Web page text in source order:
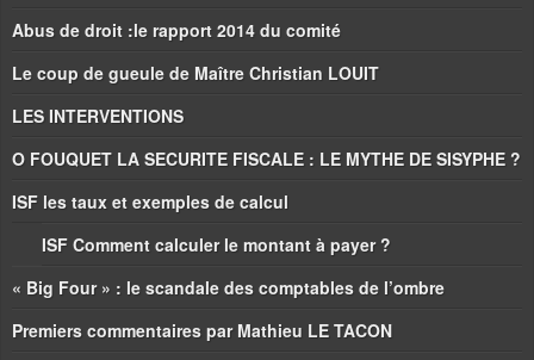
Abus de droit :le rapport 2014 du comité
Le coup de gueule de Maître Christian LOUIT
LES INTERVENTIONS
O FOUQUET LA SECURITE FISCALE : LE MYTHE DE SISYPHE ?
ISF les taux et exemples de calcul
ISF Comment calculer le montant à payer ?
« Big Four » : le scandale des comptables de l’ombre
Premiers commentaires par Mathieu LE TACON